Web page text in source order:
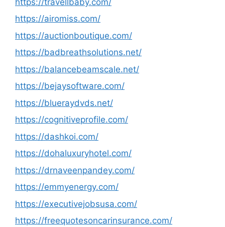
https://airomiss.com/
https://auctionboutique.com/
https://badbreathsolutions.net/
https://balancebeamscale.net/
https://bejaysoftware.com/
https://blueraydvds.net/
https://cognitiveprofile.com/
https://dashkoi.com/
https://dohaluxuryhotel.com/
https://drnaveenpandey.com/
https://emmyenergy.com/
https://executivejobsusa.com/
https://freequotesoncarinsurance.com/